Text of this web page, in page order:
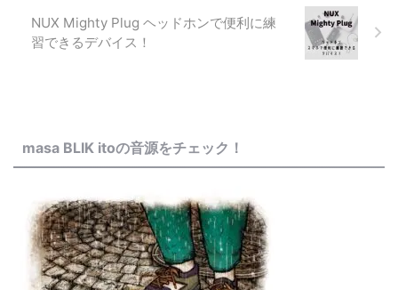
NUX Mighty Plug ヘッドホンで便利に練
習できるデバイス！
masa BLIK itoの音源をチェック！